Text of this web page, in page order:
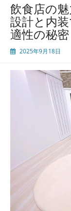
導
く
空
間
デ
イ
ン
が
集
力
飲食店の
設計と内
適性の秘密
2025年9月18日